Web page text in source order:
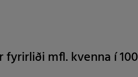
mfl. kvenna í 100